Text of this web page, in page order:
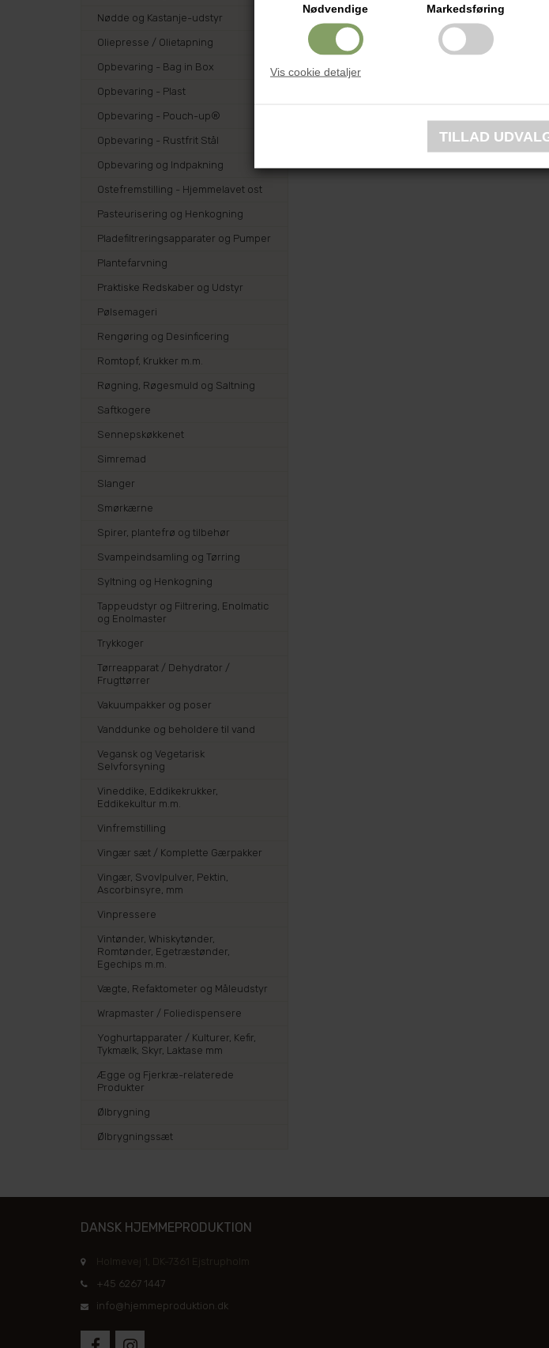
Nødvendige Markedsføring
Vis cookie detaljer
Nødde og Kastanje-udstyr
Oliepresse / Olietapning
Opbevaring - Bag in Box
Opbevaring - Plast
Opbevaring - Pouch-up®
Opbevaring - Rustfrit Stål
Opbevaring og Indpakning
Ostefremstilling - Hjemmelavet ost
Pasteurisering og Henkogning
Pladefiltreringsapparater og Pumper
Plantefarvning
Praktiske Redskaber og Udstyr
Pølsemageri
Rengøring og Desinficering
Romtopf, Krukker m.m.
Røgning, Røgesmuld og Saltning
Saftkogere
Sennepskøkkenet
Simremad
Slanger
Smørkærne
Spirer, plantefrø og tilbehør
Svampeindsamling og Tørring
Syltning og Henkogning
Tappeudstyr og Filtrering, Enolmatic
og Enolmaster
Trykkoger
Tørreapparat / Dehydrator /
Frugttørrer
Vakuumpakker og poser
Vanddunke og beholdere til vand
Vegansk og Vegetarisk
Selvforsyning
Vineddike, Eddikekrukker,
Eddikekultur m.m.
Vinfremstilling
Vingær sæt / Komplette Gærpakker
Vingær, Svovlpulver, Pektin,
Ascorbinsyre, mm
Vinpressere
Vintønder, Whiskytønder,
Romtønder, Egetræstønder,
Egechips m.m.
Vægte, Refaktometer og Måleudstyr
Wrapmaster / Foliedispensere
Yoghurtapparater / Kulturer, Kefir,
Tykmælk, Skyr, Laktase mm
Ægge og Fjerkræ-relaterede
Produkter
Ølbrygning
Ølbrygningssæt
DANSK HJEMMEPRODUKTION
Holmevej 1, DK-7361 Ejstrupholm
+45 6267 1447
info@hjemmeproduktion.dk